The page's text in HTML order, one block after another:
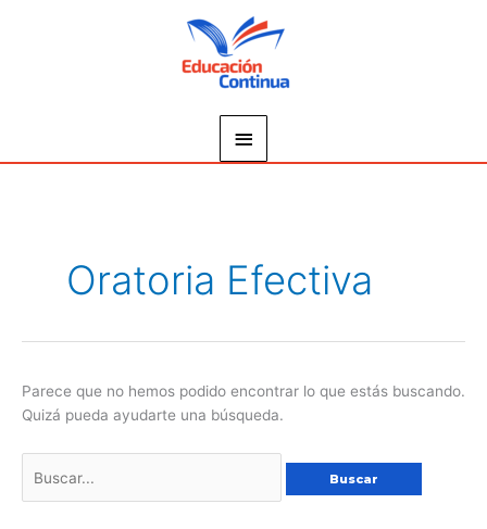
Menú
principal
Oratoria Efectiva
Parece que no hemos podido encontrar lo que estás buscando.
Quizá pueda ayudarte una búsqueda.